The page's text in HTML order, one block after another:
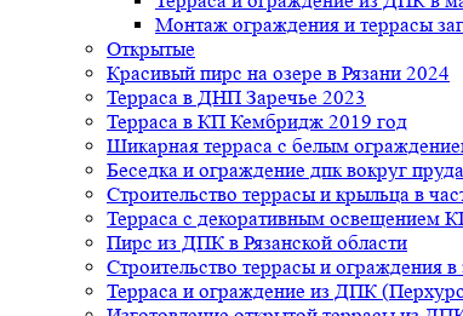
Монтаж ограждения и террасы
Открытые
Красивый пирс на озере в Рязани 2024
Терраса в ДНП Заречье 2023
Терраса в КП Кембридж 2019 год
Шикарная терраса с белым
Беседка и ограждение дпк вокруг пруда
Строительство террасы и крыльца в
Терраса с декоративным освещением
Пирс из ДПК в Рязанской области
Строительство террасы и ограждения
Терраса и ограждение из ДПК